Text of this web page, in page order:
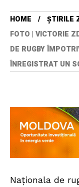
HOME
ȘTIRILE
FOTO | VICTORIE
DE RUGBY
ÎNREGISTRAT UN
Naționala de